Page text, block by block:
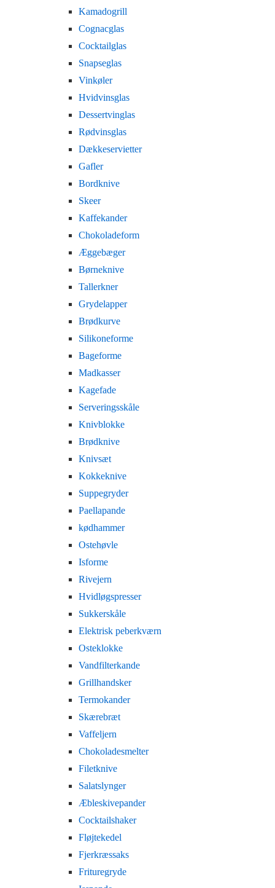
Kamadogrill
Cognacglas
Cocktailglas
Snapseglas
Vinkøler
Hvidvinsglas
Dessertvinglas
Rødvinsglas
Dækkeservietter
Gafler
Bordknive
Skeer
Kaffekander
Chokoladeform
Æggebæger
Børneknive
Tallerkner
Grydelapper
Brødkurve
Silikoneforme
Bageforme
Madkasser
Kagefade
Serveringsskåle
Knivblokke
Brødknive
Knivsæt
Kokkeknive
Suppegryder
Paellapande
kødhammer
Ostehøvle
Isforme
Rivejern
Hvidløgspresser
Sukkerskåle
Elektrisk peberkværn
Osteklokke
Vandfilterkande
Grillhandsker
Termokander
Skærebræt
Vaffeljern
Chokoladesmelter
Filetknive
Salatslynger
Æbleskivepander
Cocktailshaker
Fløjtekedel
Fjerkræssaks
Frituregryde